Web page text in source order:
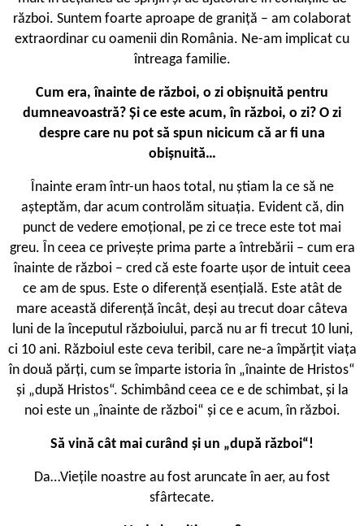
război. Suntem foarte aproape de graniță – am colaborat
extraordinar cu oamenii din România. Ne-am implicat cu
întreaga familie.
Cum era, înainte de război, o zi obișnuită pentru
dumneavoastră? Și ce este acum, în război, o zi? O zi
despre care nu pot să spun nicicum că ar fi una
obișnuită…
Înainte eram într-un haos total, nu știam la ce să ne
așteptăm, dar acum controlăm situația. Evident că, din
punct de vedere emoțional, pe zi ce trece este tot mai
greu. În ceea ce privește prima parte a întrebării – cum era
înainte de război – cred că este foarte ușor de intuit ceea
ce am de spus. Este o diferență esențială. Este atât de
mare această diferență încât, deși au trecut doar câteva
luni de la începutul războiului, parcă nu ar fi trecut 10 luni,
ci 10 ani. Războiul este ceva teribil, care ne-a împărțit viața
în două părți, cum se împarte istoria în „înainte de Hristos“
și „după Hristos“. Schimbând ceea ce e de schimbat, și la
noi este un „înainte de război“ și ce e acum, în război.
Să vină cât mai curând și un „după război“!
Da…Viețile noastre au fost aruncate în aer, au fost
sfârtecate.